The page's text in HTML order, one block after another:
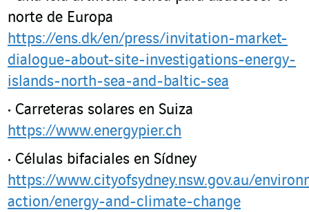
norte de Europa
https://ens.dk/en/press/invitation-market-
dialogue-about-site-investigations-energy-
islands-north-sea-and-baltic-sea
Carreteras solares en Suiza
https://www.energypier.ch
Células bifaciales en Sídney
https://www.cityofsydney.nsw.gov.au/
action/energy-and-climate-change